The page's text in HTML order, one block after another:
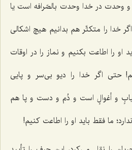
و وحدت در خدا وحدت بالصّرافه است یا
خدا را متکثّر هم بدانیم هیچ اشکالی
او را اطاعت بکنیم و نماز را در اوقات
حتی اگر خدا را دیو بی‌سر و پایی
و أغوالٍ است و دُم و دست و پا هم
ما فقط باید او را اطاعت کنیم!